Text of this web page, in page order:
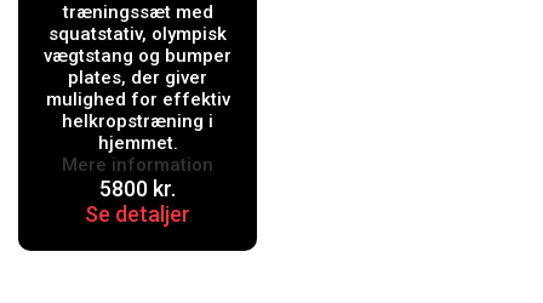
& Vægtstang
(50kg)
træningssæt med
squatstativ, olympisk
vægtstang og bumper
plates, der giver
mulighed for effektiv
helkropstræning i
hjemmet.
5800 kr.
Se detaljer
Mere information